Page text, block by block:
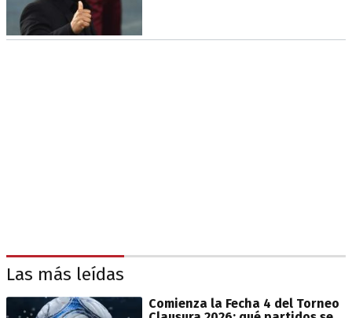
Las más leídas
Comienza la Fecha 4 del Torneo